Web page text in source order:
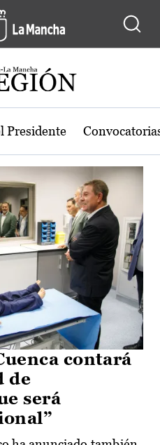
de Castilla-
Presidente
contará
de
será